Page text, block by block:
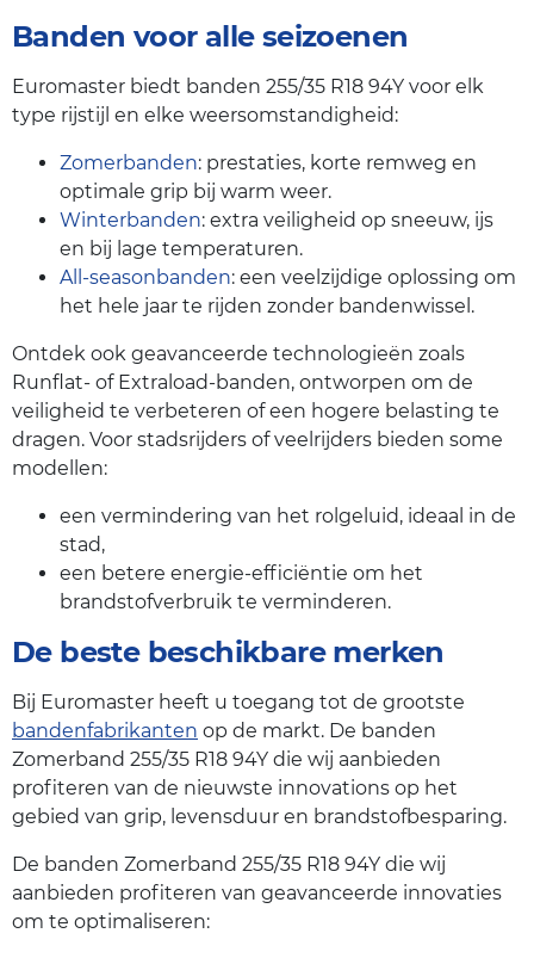
Banden voor alle seizoenen
Euromaster biedt banden 255/35 R18 94Y voor elk
type rijstijl en elke weersomstandigheid:
Zomerbanden: prestaties, korte remweg en
optimale grip bij warm weer.
Winterbanden: extra veiligheid op sneeuw, ijs
en bij lage temperaturen.
All-seasonbanden: een veelzijdige oplossing om
het hele jaar te rijden zonder bandenwissel.
Ontdek ook geavanceerde technologieën zoals
Runflat- of Extraload-banden, ontworpen om de
veiligheid te verbeteren of een hogere belasting te
dragen. Voor stadsrijders of veelrijders bieden some
modellen:
een vermindering van het rolgeluid, ideaal in de
stad,
een betere energie-efficiëntie om het
brandstofverbruik te verminderen.
De beste beschikbare merken
Bij Euromaster heeft u toegang tot de grootste
bandenfabrikanten op de markt. De banden
Zomerband 255/35 R18 94Y die wij aanbieden
profiteren van de nieuwste innovations op het
gebied van grip, levensduur en brandstofbesparing.
De banden Zomerband 255/35 R18 94Y die wij
aanbieden profiteren van geavanceerde innovaties
om te optimaliseren: